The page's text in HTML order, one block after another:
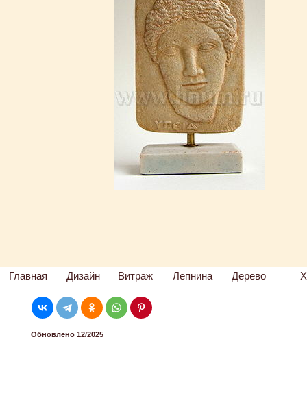
Главная Дизайн Витраж Лепнина Дерево
Обновлено 12/2025